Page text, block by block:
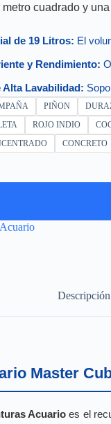
cuadrado y
de 19 Litros: El
y Rendimiento:
Alta Lavabilidad:
PIÑON
ROJO INDIO
CONCRETO
Acuario
Descripción
Master
Acuario es el